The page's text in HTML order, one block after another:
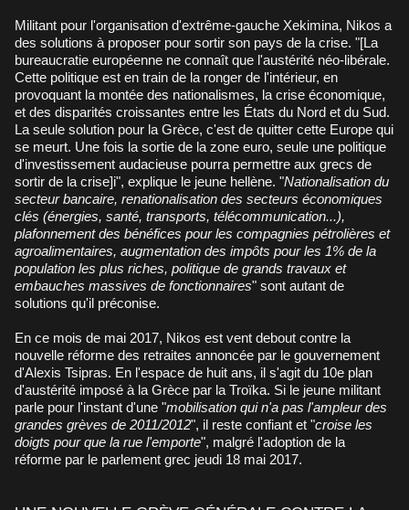
Militant pour l'organisation d'extrême-gauche Xekimina, Nikos a
des solutions à proposer pour sortir son pays de la crise. "[La
bureaucratie européenne ne connaît que l'austérité néo-libérale.
Cette politique est en train de la ronger de l'intérieur, en
provoquant la montée des nationalismes, la crise économique,
et des disparités croissantes entre les États du Nord et du Sud.
La seule solution pour la Grèce, c'est de quitter cette Europe qui
se meurt. Une fois la sortie de la zone euro, seule une politique
d'investissement audacieuse pourra permettre aux grecs de
sortir de la crise]i", explique le jeune hellène. "Nationalisation du
secteur bancaire, renationalisation des secteurs économiques
clés (énergies, santé, transports, télécommunication...),
plafonnement des bénéfices pour les compagnies pétrolières et
agroalimentaires, augmentation des impôts pour les 1% de la
population les plus riches, politique de grands travaux et
embauches massives de fonctionnaires" sont autant de
solutions qu'il préconise.
En ce mois de mai 2017, Nikos est vent debout contre la
nouvelle réforme des retraites annoncée par le gouvernement
d'Alexis Tsipras. En l'espace de huit ans, il s'agit du 10e plan
d'austérité imposé à la Grèce par la Troïka. Si le jeune militant
parle pour l'instant d'une "mobilisation qui n'a pas l'ampleur des
grandes grèves de 2011/2012", il reste confiant et "croise les
doigts pour que la rue l'emporte", malgré l'adoption de la
réforme par le parlement grec jeudi 18 mai 2017.